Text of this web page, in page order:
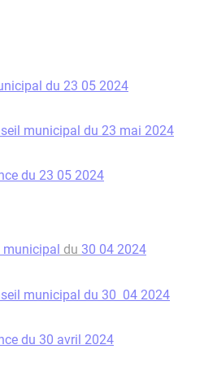
du 23 05 2024
municipal du 23 mai 2024
du 23 05 2024
du 30 04 2024
municipal du 30 04 2024
du 30 avril 2024